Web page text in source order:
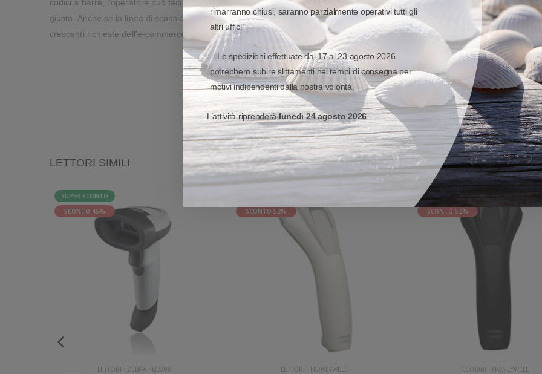
rimarranno chiusi, saranno parzialmente operativi tutti gli
altri uffici
- Le spedizioni effettuate dal 17 al 23 agosto 2026
potrebbero subire slittamenti nei tempi di consegna per
motivi indipendenti dalla nostra volontà.
L’attività riprenderàlunedì 24 agosto 2026.
codici a barre, l'operatore può facilmente puntare, sparare e decodificare quello corretto. Non c'è più bisogno di spendere
giusto. Anche se la linea di scansione è morbida e facile per gli occhi, la luminosità può essere facilmente regolata in base
crescenti richieste dell'e-commerce, dove la velocità e l'efficienza sono i fattori chiave di differenziazione delle organizzazioni
VISUALIZZA MODELLO ED OPZIONI
LETTORI SIMILI
SUPER SCONTO
SCONTO 45%
LETTORI - ZEBRA - LI2208
SCONTO 52%
LETTORI - HONEYWELL -
SUPER SCONTO
SCONTO 52%
LETTORI - HONEYWELL -